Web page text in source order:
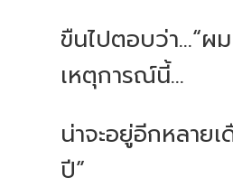
ขืนไปตอบว่า...“ผ
เหตุการณ์นี้...
น่าจะอยู่อีกหลาย
ปี”